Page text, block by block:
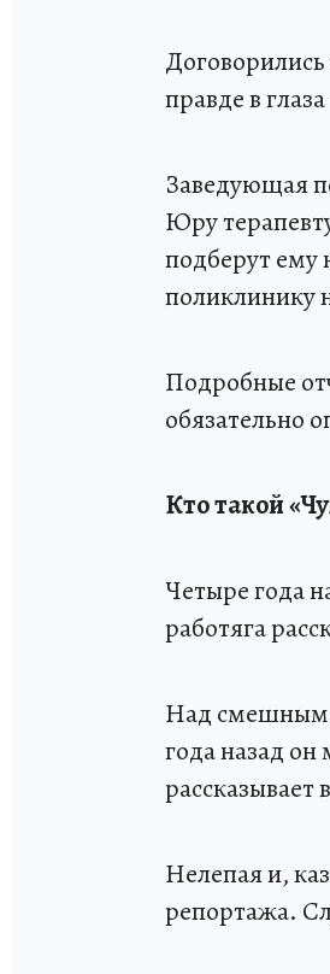
правде в
Заведующая
Юру
подберут
поликлинику
Подробные
обязательно
Кто такой
Четыре года
работяга
Над смешным
года назад
Нелепая и,
репортажа.